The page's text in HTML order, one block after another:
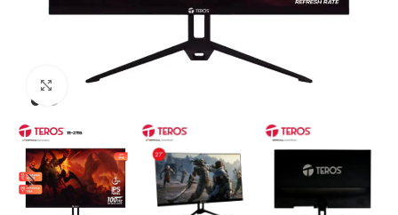
Click to enlarge